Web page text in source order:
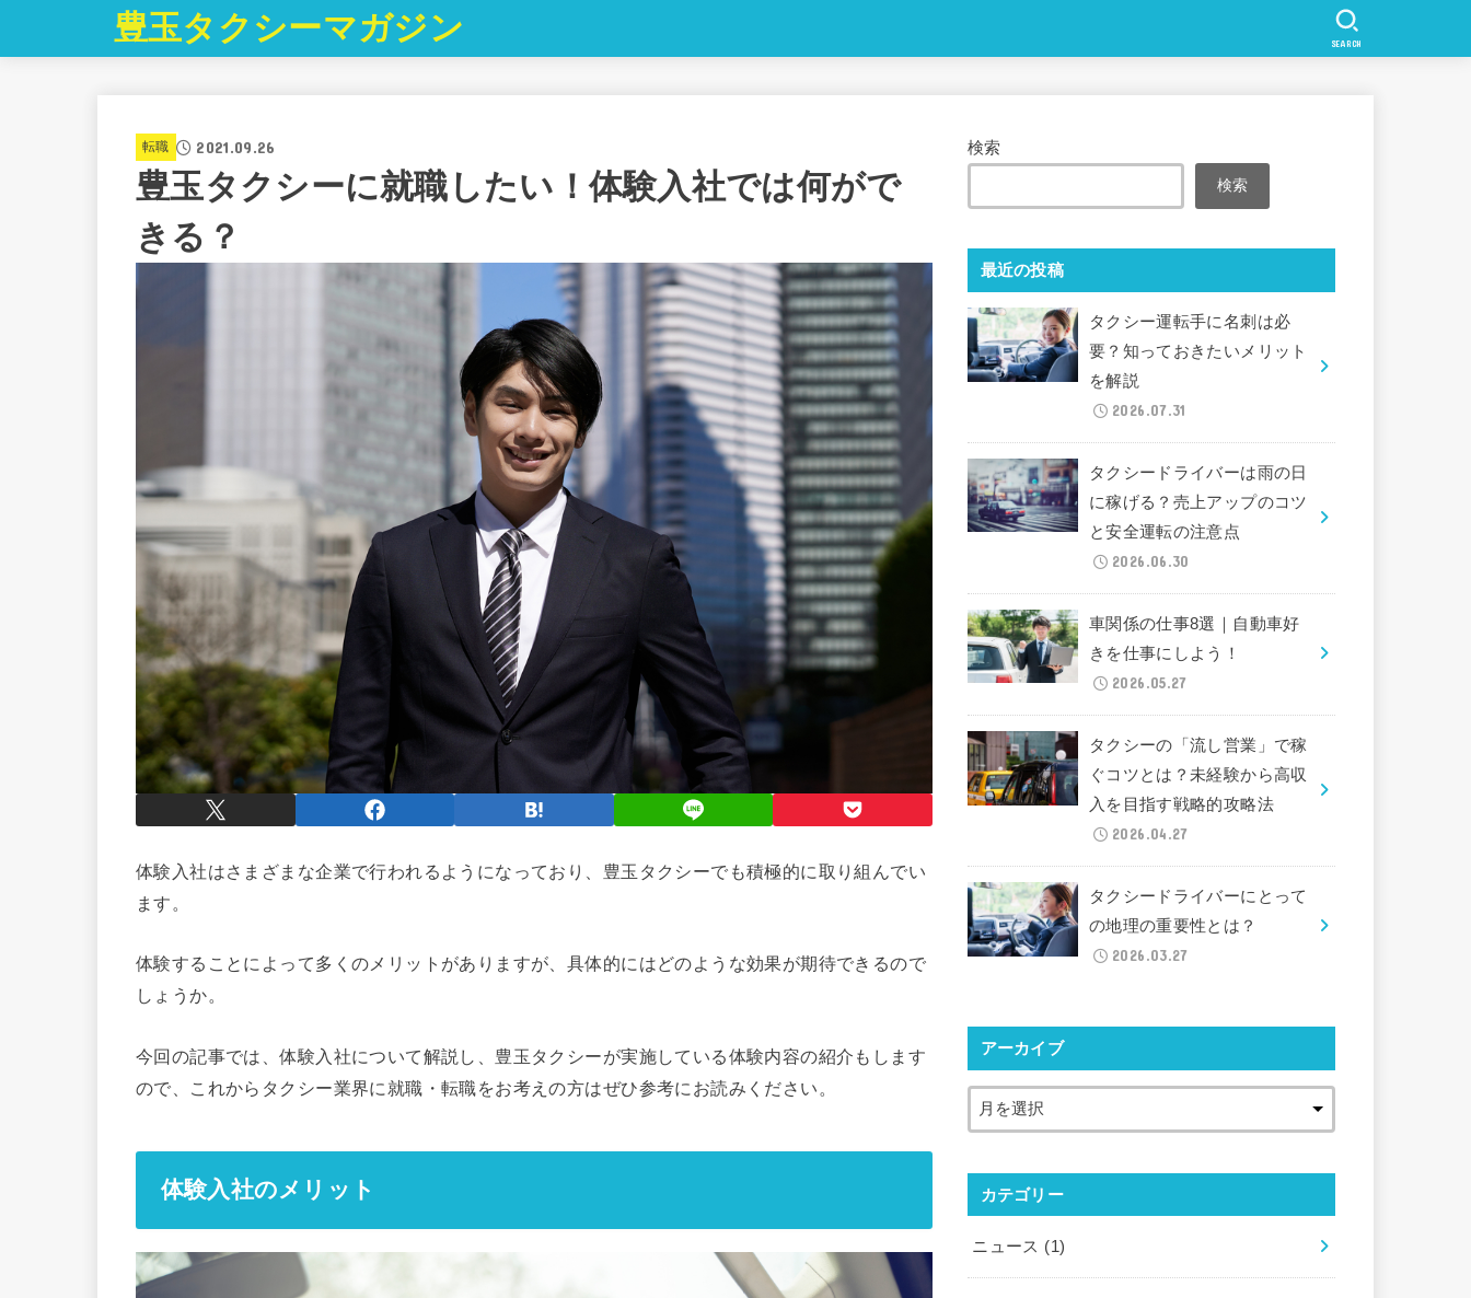
豊玉タクシーマガジン SEARCH
転職 2021.09.26
豊玉タクシーに就職したい！体験入社では何がで
きる？
体験入社はさまざまな企業で行われるようになっており、豊玉タクシーでも積極的に取り組んでい
ます。
体験することによって多くのメリットがありますが、具体的にはどのような効果が期待できるので
しょうか。
今回の記事では、体験入社について解説し、豊玉タクシーが実施している体験内容の紹介もします
ので、これからタクシー業界に就職・転職をお考えの方はぜひ参考にお読みください。
体験入社のメリット
検索
検索
最近の投稿
タクシー運転手に名刺は必
要？知っておきたいメリット
を解説
2026.07.31
タクシードライバーは雨の日
に稼げる？売上アップのコツ
と安全運転の注意点
2026.06.30
車関係の仕事8選｜自動車好
きを仕事にしよう！
2026.05.27
タクシーの「流し営業」で稼
ぐコツとは？未経験から高収
入を目指す戦略的攻略法
2026.04.27
タクシードライバーにとって
の地理の重要性とは？
2026.03.27
アーカイブ
カテゴリー
ニュース (1)